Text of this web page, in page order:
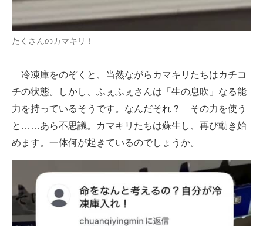
たくさんのカマキリ！
冷凍庫をのぞくと、当然ながらカマキリたちはカチコ
チの状態。しかし、ふぇふぇさんは「生の息吹」なる能
力を持っているそうです。なんだそれ？ その力を使う
と……あら不思議。カマキリたちは蘇生し、再び動き始
めます。一体何が起きているのでしょうか。